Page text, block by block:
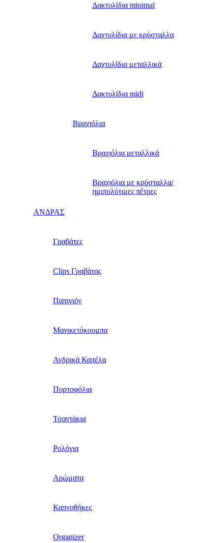
Δακτυλίδια minimal
Δαχτυλίδια με κρύσταλλα
Δαχτυλίδια μεταλλικά
Δακτυλίδια midi
Βραχιόλια
Βραχιόλια μεταλλικά
Βραχιόλια με κρύσταλλα/
ημιπολύτιμες πέτρες
ΑΝΔΡΑΣ
Γραβάτες
Clips Γραβάτας
Παπιγιόν
Μανικετόκουμπα
Ανδρικά Καπέλα
Πορτοφόλια
Τσαντάκια
Ρολόγια
Αρώματα
Καπνοθήκες
Organizer